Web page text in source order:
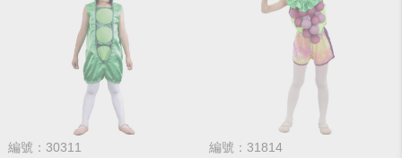
編號：30311
編號：31814